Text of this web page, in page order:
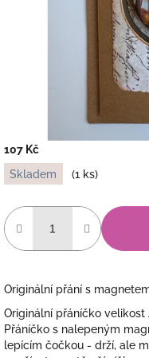
107 Kč
Měrná
cena:
Skladem (1 ks)
Originální přání s
Originální přáníčko
Přáníčko s nalepeným
lepícím čočkou - drží, ale